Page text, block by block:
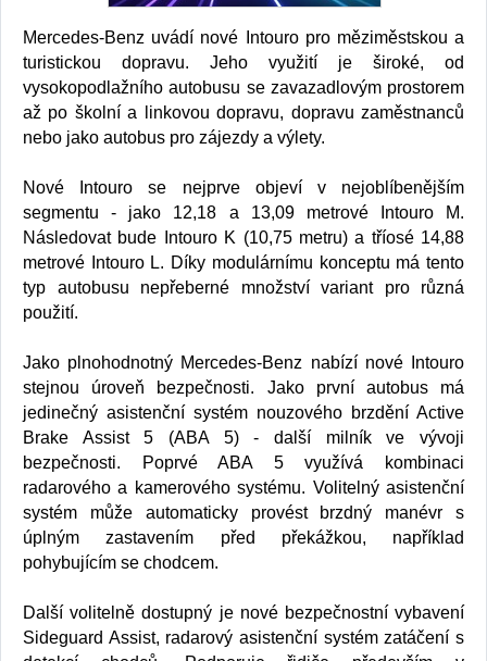
Mercedes-Benz uvádí nové Intouro pro měziměstskou a
turistickou dopravu. Jeho využití je široké, od
vysokopodlažního autobusu se zavazadlovým prostorem
až po školní a linkovou dopravu, dopravu zaměstnanců
nebo jako autobus pro zájezdy a výlety.
Nové Intouro se nejprve objeví v nejoblíbenějším
segmentu - jako 12,18 a 13,09 metrové Intouro M.
Následovat bude Intouro K (10,75 metru) a tříosé 14,88
metrové Intouro L. Díky modulárnímu konceptu má tento
typ autobusu nepřeberné množství variant pro různá
použití.
Jako plnohodnotný Mercedes-Benz nabízí nové Intouro
stejnou úroveň bezpečnosti. Jako první autobus má
jedinečný asistenční systém nouzového brzdění Active
Brake Assist 5 (ABA 5) - další milník ve vývoji
bezpečnosti. Poprvé ABA 5 využívá kombinaci
radarového a kamerového systému. Volitelný asistenční
systém může automaticky provést brzdný manévr s
úplným zastavením před překážkou, například
pohybujícím se chodcem.
Další volitelně dostupný je nové bezpečnostní vybavení
Sideguard Assist, radarový asistenční systém zatáčení s